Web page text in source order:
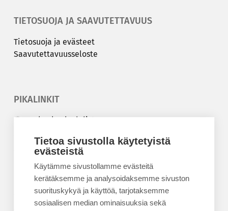
Tietoa sivustolla käytetyistä
evästeistä
Käytämme sivustollamme evästeitä
kerätäksemme ja analysoidaksemme sivuston
suorituskykyä ja käyttöä, tarjotaksemme
sosiaalisen median ominaisuuksia sekä
TIETOSUOJA JA SAAVUTETTAVUUS
Tie­to­suo­ja ja eväs­teet
Saa­vu­tet­ta­vuus­se­los­te
PIKALINKIT
Korkeakouluyhdistys
Kesäyliopisto
Epanet
BLOGIT
Kesäyliopiston blogi